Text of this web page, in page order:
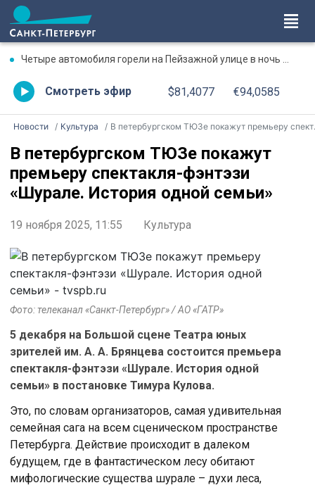
Четыре автомобиля горели на Пейзажной улице в ночь на 7 августа
Смотреть эфир $81,4077 €94,0585
Новости Культура В петербургском ТЮЗе покажут премьеру спектакля-фэнтэзи «Шурале. История одной семьи»
В петербургском ТЮЗе покажут
премьеру спектакля-фэнтэзи
«Шурале. История одной семьи»
19 ноября 2025, 11:55 Культура
Фото: телеканал «Санкт-Петербург» / АО «ГАТР»
5 декабря на Большой сцене Театра юных
зрителей им. А. А. Брянцева состоится премьера
спектакля-фэнтэзи «Шурале. История одной
семьи» в постановке Тимура Кулова.
Это, по словам организаторов, самая удивительная
семейная сага на всем сценическом пространстве
Петербурга. Действие происходит в далеком
будущем, где в фантастическом лесу обитают
мифологические существа шурале – духи леса,